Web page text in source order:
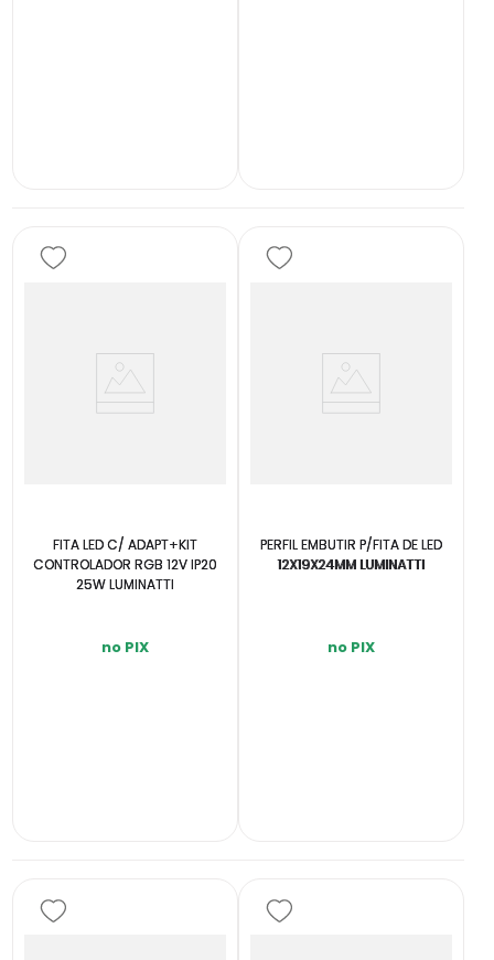
FITA LED C/ ADAPT+KIT
CONTROLADOR RGB 12V IP20
25W LUMINATTI
no PIX
PERFIL EMBUTIR P/FITA DE LED
12X19X24MM LUMINATTI
no PIX